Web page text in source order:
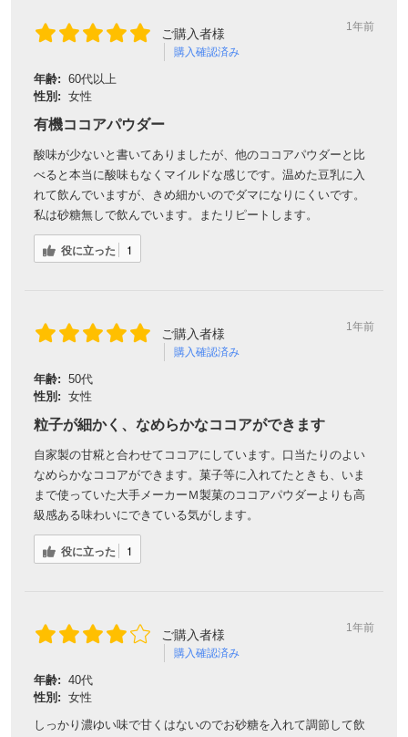
ご購入者様
購入確認済み
1年前
年齢: 60代以上
性別: 女性
有機ココアパウダー
酸味が少ないと書いてありましたが、他のココアパウダーと比
べると本当に酸味もなくマイルドな感じです。温めた豆乳に入
れて飲んでいますが、きめ細かいのでダマになりにくいです。
私は砂糖無しで飲んでいます。またリピートします。
役に立った 1
ご購入者様
購入確認済み
1年前
年齢: 50代
性別: 女性
粒子が細かく、なめらかなココアができます
自家製の甘糀と合わせてココアにしています。口当たりのよい
なめらかなココアができます。菓子等に入れてたときも、いま
まで使っていた大手メーカーＭ製菓のココアパウダーよりも高
級感ある味わいにできている気がします。
役に立った 1
ご購入者様
購入確認済み
1年前
年齢: 40代
性別: 女性
しっかり濃ゆい味で甘くはないのでお砂糖を入れて調節して飲